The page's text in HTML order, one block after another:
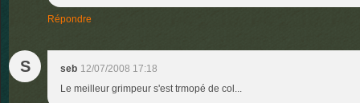
Répondre
S seb 12/07/2008 17:18
Le meilleur grimpeur s'est trmopé de col...